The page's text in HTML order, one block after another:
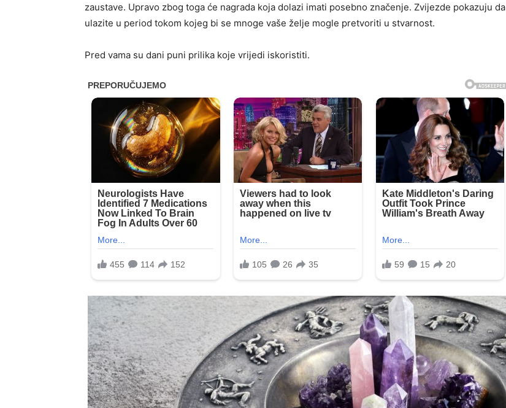
zaustave. Upravo zbog toga će nagrada koja dolazi imati posebno značenje. Zvijezde pokazuju da
ulazite u period tokom kojeg bi se mnoge vaše želje mogle pretvoriti u stvarnost.
Pred vama su dani puni prilika koje vrijedi iskoristiti.